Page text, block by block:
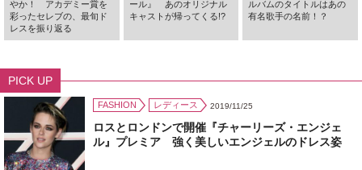
やか！ アカデミー賞を
彩ったセレブの、最旬ド
レスを振り返る
ール』 あのオリジナル
キャストが帰ってくる!?
ルバムのタイトルはあの
有名歌手の名前！？
PICK UP
FASHION レディース 2019/11/25
ロスとロンドンで開催『チャーリーズ・エンジェ
ル』プレミア 強く美しいエンジェルのドレス姿